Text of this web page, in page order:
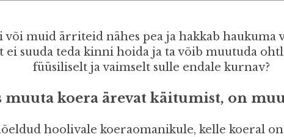
või muid ärriteid nähes pea ja hakkab
ei suuda teda kinni hoida ja ta võib muutuda
füüsiliselt ja vaimselt sulle endale kurnav?
koera ärevat käitumist, on
hoolivale koeraomanikule, kelle koeral